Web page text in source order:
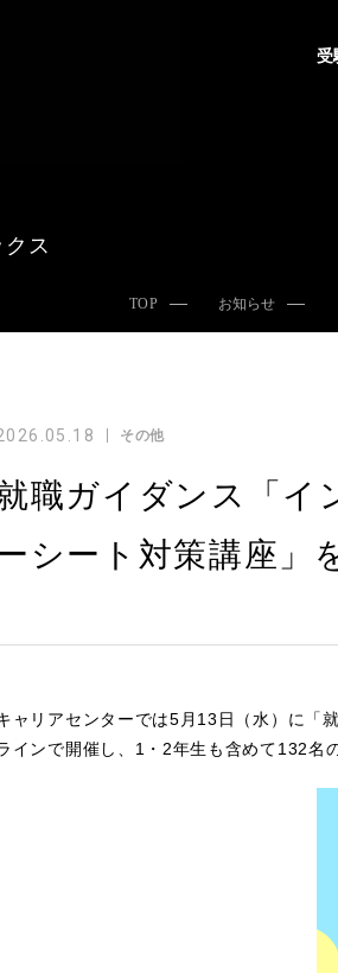
受
クス
TOP お知らせ
その他
職ガイダンス「イ
シート対策講座」
ャリアセンターでは5月13日（水）に「
インで開催し、1・2年生も含めて132名